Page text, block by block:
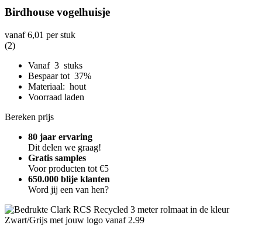
Birdhouse vogelhuisje
vanaf6,01 per stuk
(2)
Vanaf 3 stuks
Bespaar tot 37%
Materiaal: hout
Voorraad laden
Bereken prijs
80 jaar ervaring
Dit delen we graag!
Gratis samples
Voor producten tot €5
650.000 blije klanten
Word jij een van hen?